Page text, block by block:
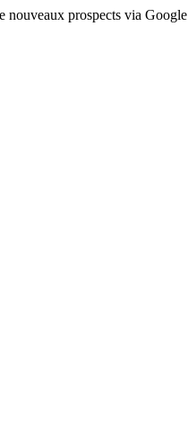
nouveaux prospects via Google